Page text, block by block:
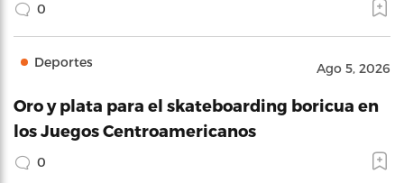
0
Deportes Ago 5, 2026
Oro y plata para el skateboarding boricua en
los Juegos Centroamericanos
0